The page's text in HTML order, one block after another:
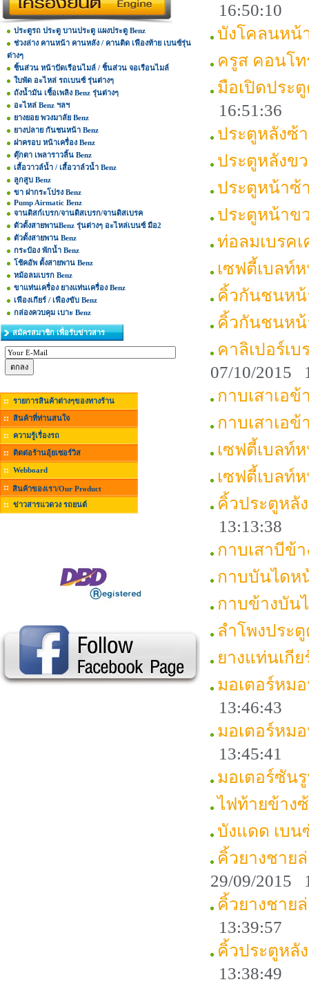
ประตูรถ ประตู บานประตู แผงประตู Benz
ช่วงล่าง คานหน้า คานหลัง / คานติด เฟืองท้าย เบนซ์รุ่น
ต่างๆ
ชิ้นส่วน หน้าปัดเรือนไมล์ / ชิ้นส่วน จอเรือนไมล์
ใบพัด อะไหล่ รถเบนซ์ รุ่นต่างๆ
ถังน้ำมัน เชื้อเพลิง Benz รุ่นต่างๆ
อะไหล่ Benz ฯลฯ
ยางยอย พวงมาลัย Benz
ยางปลาย กันชนหน้า Benz
ฝาครอบ หน้าเครื่อง Benz
ตุ๊กตา เพลาราวลิ้น Benz
เสื้อวาวล์น้ำ / เสื้อวาล์วน้ำ Benz
ลูกสูบ Benz
ขา ฝากระโปรง Benz
Pump Airmatic Benz
จานดิสก์เบรก/จานดิสเบรก/จานดิสเบรค
ตัวตั้งสายพานBenz รุ่นต่างๆ อะไหล่เบนซ์ มือ2
ตัวตั้งสายพาน Benz
กระป๋อง พักน้ำ Benz
โช้คอัพ ตั้งสายพาน Benz
หม้อลมเบรก Benz
ขาแท่นเครื่อง ยางแท่นเครื่อง Benz
เฟืองเกียร์ / เฟืองขับ Benz
กล่องควบคุม เบาะ Benz
สมัครสมาชิก เพื่อรับข่าวสาร
รายการสินค้าต่างๆของทางร้าน
สินค้าที่ท่านสนใจ
ความรู้เรื่องรถ
ติดต่อร้านอุ้ยเซอร์วิส
Webboard
สินค้าของเรา/Our Product
ข่าวสารแวดวง รถยนต์
16:50:10
บังโคลนหน้
ครูส คอนโท
มือเปิดประ
16:51:36
ประตูหลังซ้
ประตูหลังข
ประตูหน้าซ้
ประตูหน้าข
ท่อลมเบรคเ
เซฟตี้เบลท์
คิ้วกันชนหน้
คิ้วกันชนหน้
คาลิเปอร์เ
07/10/2015
กาบเสาเอข้
กาบเสาเอข้
เซฟตี้เบลท์
เซฟตี้เบลท์
คิ้วประตูหลั
13:13:38
กาบเสาบีข้
กาบบันไดห
กาบข้างบัน
ลำโพงประตู
ยางแท่นเกีย
มอเตอร์หมอ
13:46:43
มอเตอร์หมอ
13:45:41
มอเตอร์ซัน
ไฟท้ายข้าง
บังแดด เบน
คิ้วยางชาย
29/09/2015
คิ้วยางชาย
13:39:57
คิ้วประตูหลั
13:38:49